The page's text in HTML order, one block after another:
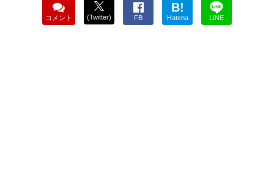
コメント (Twitter) FB
B!
Hatena LINE